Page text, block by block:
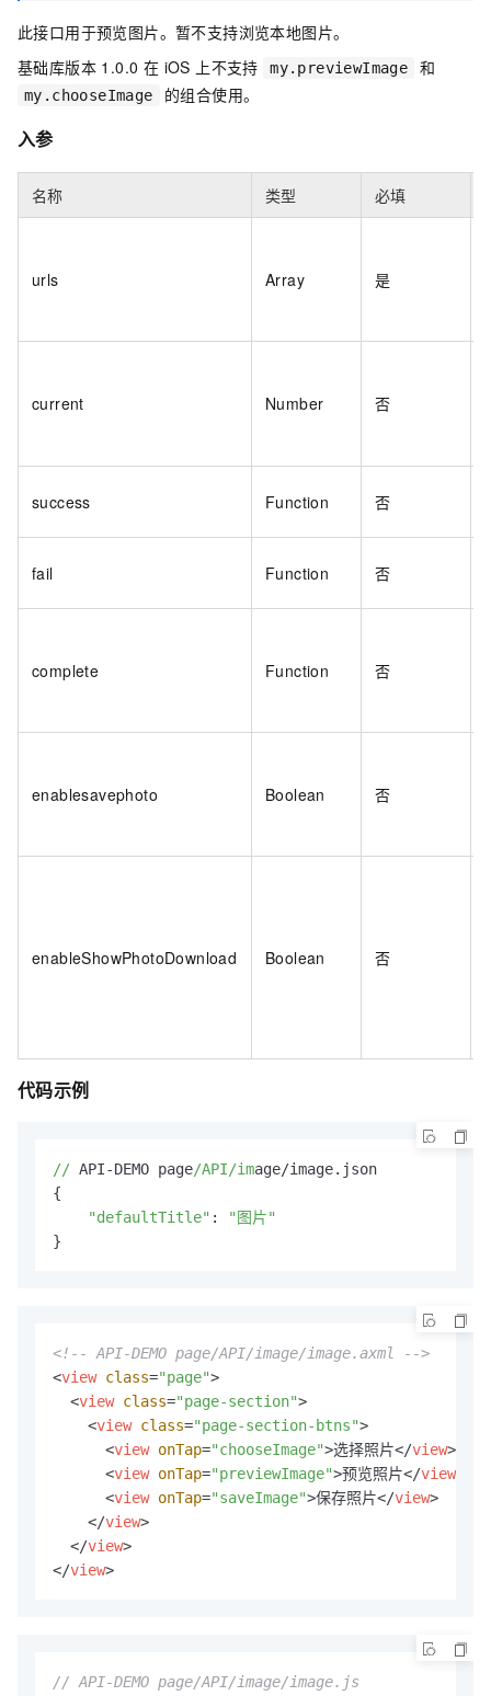
此接口用于预览图片。暂不支持浏览本地图片。
基础库版本 1.0.0 在 iOS 上不支持
my.previewImage 和
my.chooseImage 的组合使用。
入参
名称 类型 必填
urls Array 是
current Number 否
success Function 否
fail Function 否
complete Function 否
enablesavephoto Boolean 否
enableShowPhotoDownload Boolean 否
代码示例
// API-DEMO page/API/image/image.json
{
"defaultTitle" :
"图片"
}
<!-- API-DEMO page/API/image/image.axml -->
<view class="page">
<view class="page-section">
<view class="page-section-btns">
<view onTap="chooseImage">选择照片</view>
<view onTap="previewImage">预览照片</view
<view onTap="saveImage">保存照片</view>
</view>
</view>
</view>
// API-DEMO page/API/image/image.js